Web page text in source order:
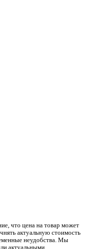
что цена на товар может
актуальную стоимость
неудобства. Мы
актуальными.